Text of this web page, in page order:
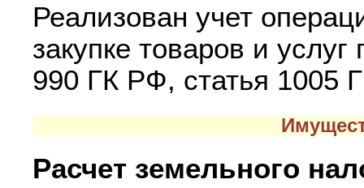
Реализован учет
закупке товаров и
990 ГК РФ, статья 1005
Расчет земельного